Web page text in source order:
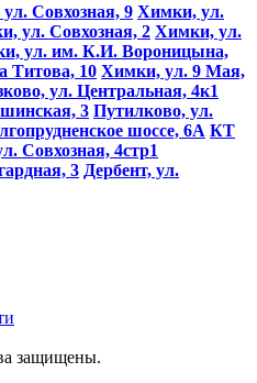
Совхозная, 9 Химки, ул.
ул. Совхозная, 2 Химки, ул.
ул. им. К.И. Вороницына,
Титова, 10 Химки, ул. 9 Мая,
ул. Центральная, 4к1
3 Путилково, ул.
шоссе, 6А КТ
Совхозная, 4стр1
3 Дербент, ул.
защищены.